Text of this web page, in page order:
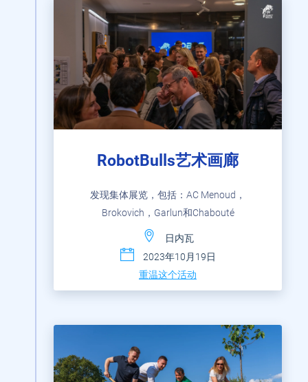
RobotBulls艺术画廊
发现集体展览，包括：AC Menoud，
Brokovich，Garlun和Chabouté
日内瓦
2023年10月19日
重温这个活动